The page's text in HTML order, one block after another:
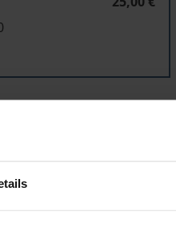
von der Lieferadresse